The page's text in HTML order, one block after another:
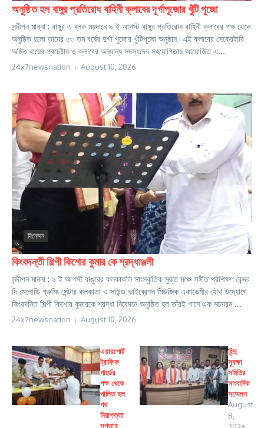
অনুষ্ঠিত হল বাঙ্গুর প্রতিরোধ বাহিনী ক্লাবের দূর্গাপূজোর খুঁটি পূজো
সন্দীপন মান্না : বাঙ্গুর এ ব্লক ময়দানে ৯ ই আগস্ট বাঙ্গুর প্রতিরোধ বাহিনী ক্লাবের পক্ষ থেকে
অনুষ্ঠিত হলো তাদের ৫৩ তম বর্ষের দুর্গা পুজোর খুঁটিপূজো অনুষ্ঠান ৷ এই ক্লাবের সেক্রেটারি
অমিত রায়ের প্রচেষ্টায় ও ক্লাবের অন্যান্য সদস্যদের সহযোগিতায় আয়োজিত এ...
24x7newsnation August 10, 2026
বিনোদন
কিংবদন্তী শিল্পী কিশোর কুমার কে শ্রদ্ধাঞ্জলী
সন্দীপন মান্না : ৯ ই আগস্ট বাঙুরের কলকাকলি সাংস্কৃতিক মুক্ত মঞ্চে সঙ্গীত প্রশিক্ষণ কেন্দ্র
দি মেলোডি গ্রুমিং সেন্টার কলকাতা ও সাউন্ড ভাইব্রেশন মিউজিক একাডেমীর যৌথ উদ্যোগে
কিংবদন্তি শিল্পী কিশোর কুমারকে শ্রদ্ধা নিবেদনে অনুষ্ঠিত হল তাঁরই গানে এক মনোরম ...
24x7newsnation August 10, 2026
এয়ারপোর্ট
ট্রাফিক
গার্ডের
পক্ষ থেকে
পালিত হল
পথ
নিরাপত্তা
সপ্তাহ
হিন্দু
সুরক্ষা
সমিতির
সাংবাদিক
সম্মেলন
August
8,